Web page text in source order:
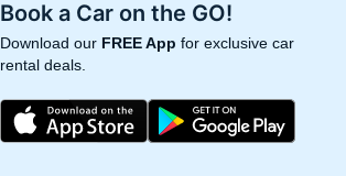
Book a Car on the GO!
Download our FREE App for exclusive car
rental deals.